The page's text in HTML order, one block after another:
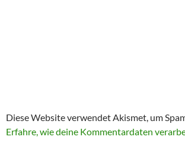
Diese Website verwendet Akismet, um
Erfahre, wie deine Kommentardaten